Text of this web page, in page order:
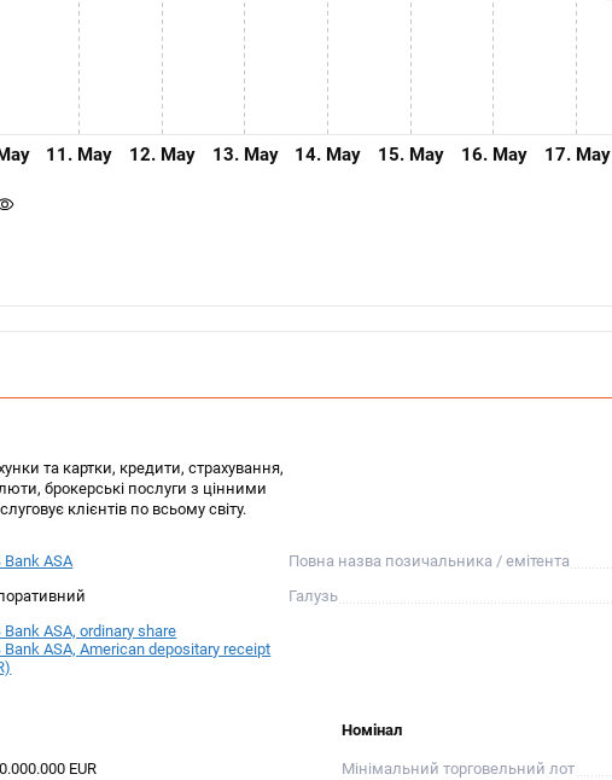
11. May 12. May 13. May 14. May 15. May 16. May 17. May
та картки, кредити, страхування,
брокерські послуги з цінними
клієнтів по всьому світу.
Bank ASA Повна назва позичальника / емітента
Галузь
Bank ASA, ordinary share
Bank ASA, American depositary receipt
EUR
Номінал
Мінімальний торговельний лот